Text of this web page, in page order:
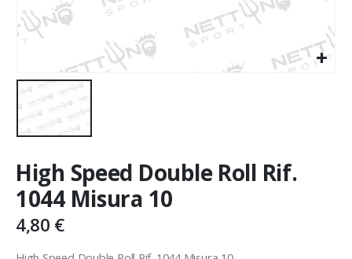
High Speed Double Roll Rif.
1044 Misura 10
4,80 €